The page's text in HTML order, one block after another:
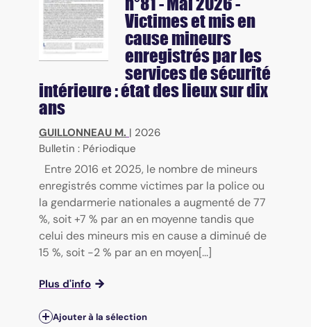
Victimes et mis en
cause mineurs
enregistrés par les
services de sécurité
intérieure : état des lieux sur dix
ans
GUILLONNEAU M. | 2026
Bulletin : Périodique
Entre 2016 et 2025, le nombre de mineurs
enregistrés comme victimes par la police ou
la gendarmerie nationales a augmenté de 77
%, soit +7 % par an en moyenne tandis que
celui des mineurs mis en cause a diminué de
15 %, soit -2 % par an en moyen[...]
Plus d'info
Ajouter à la sélection